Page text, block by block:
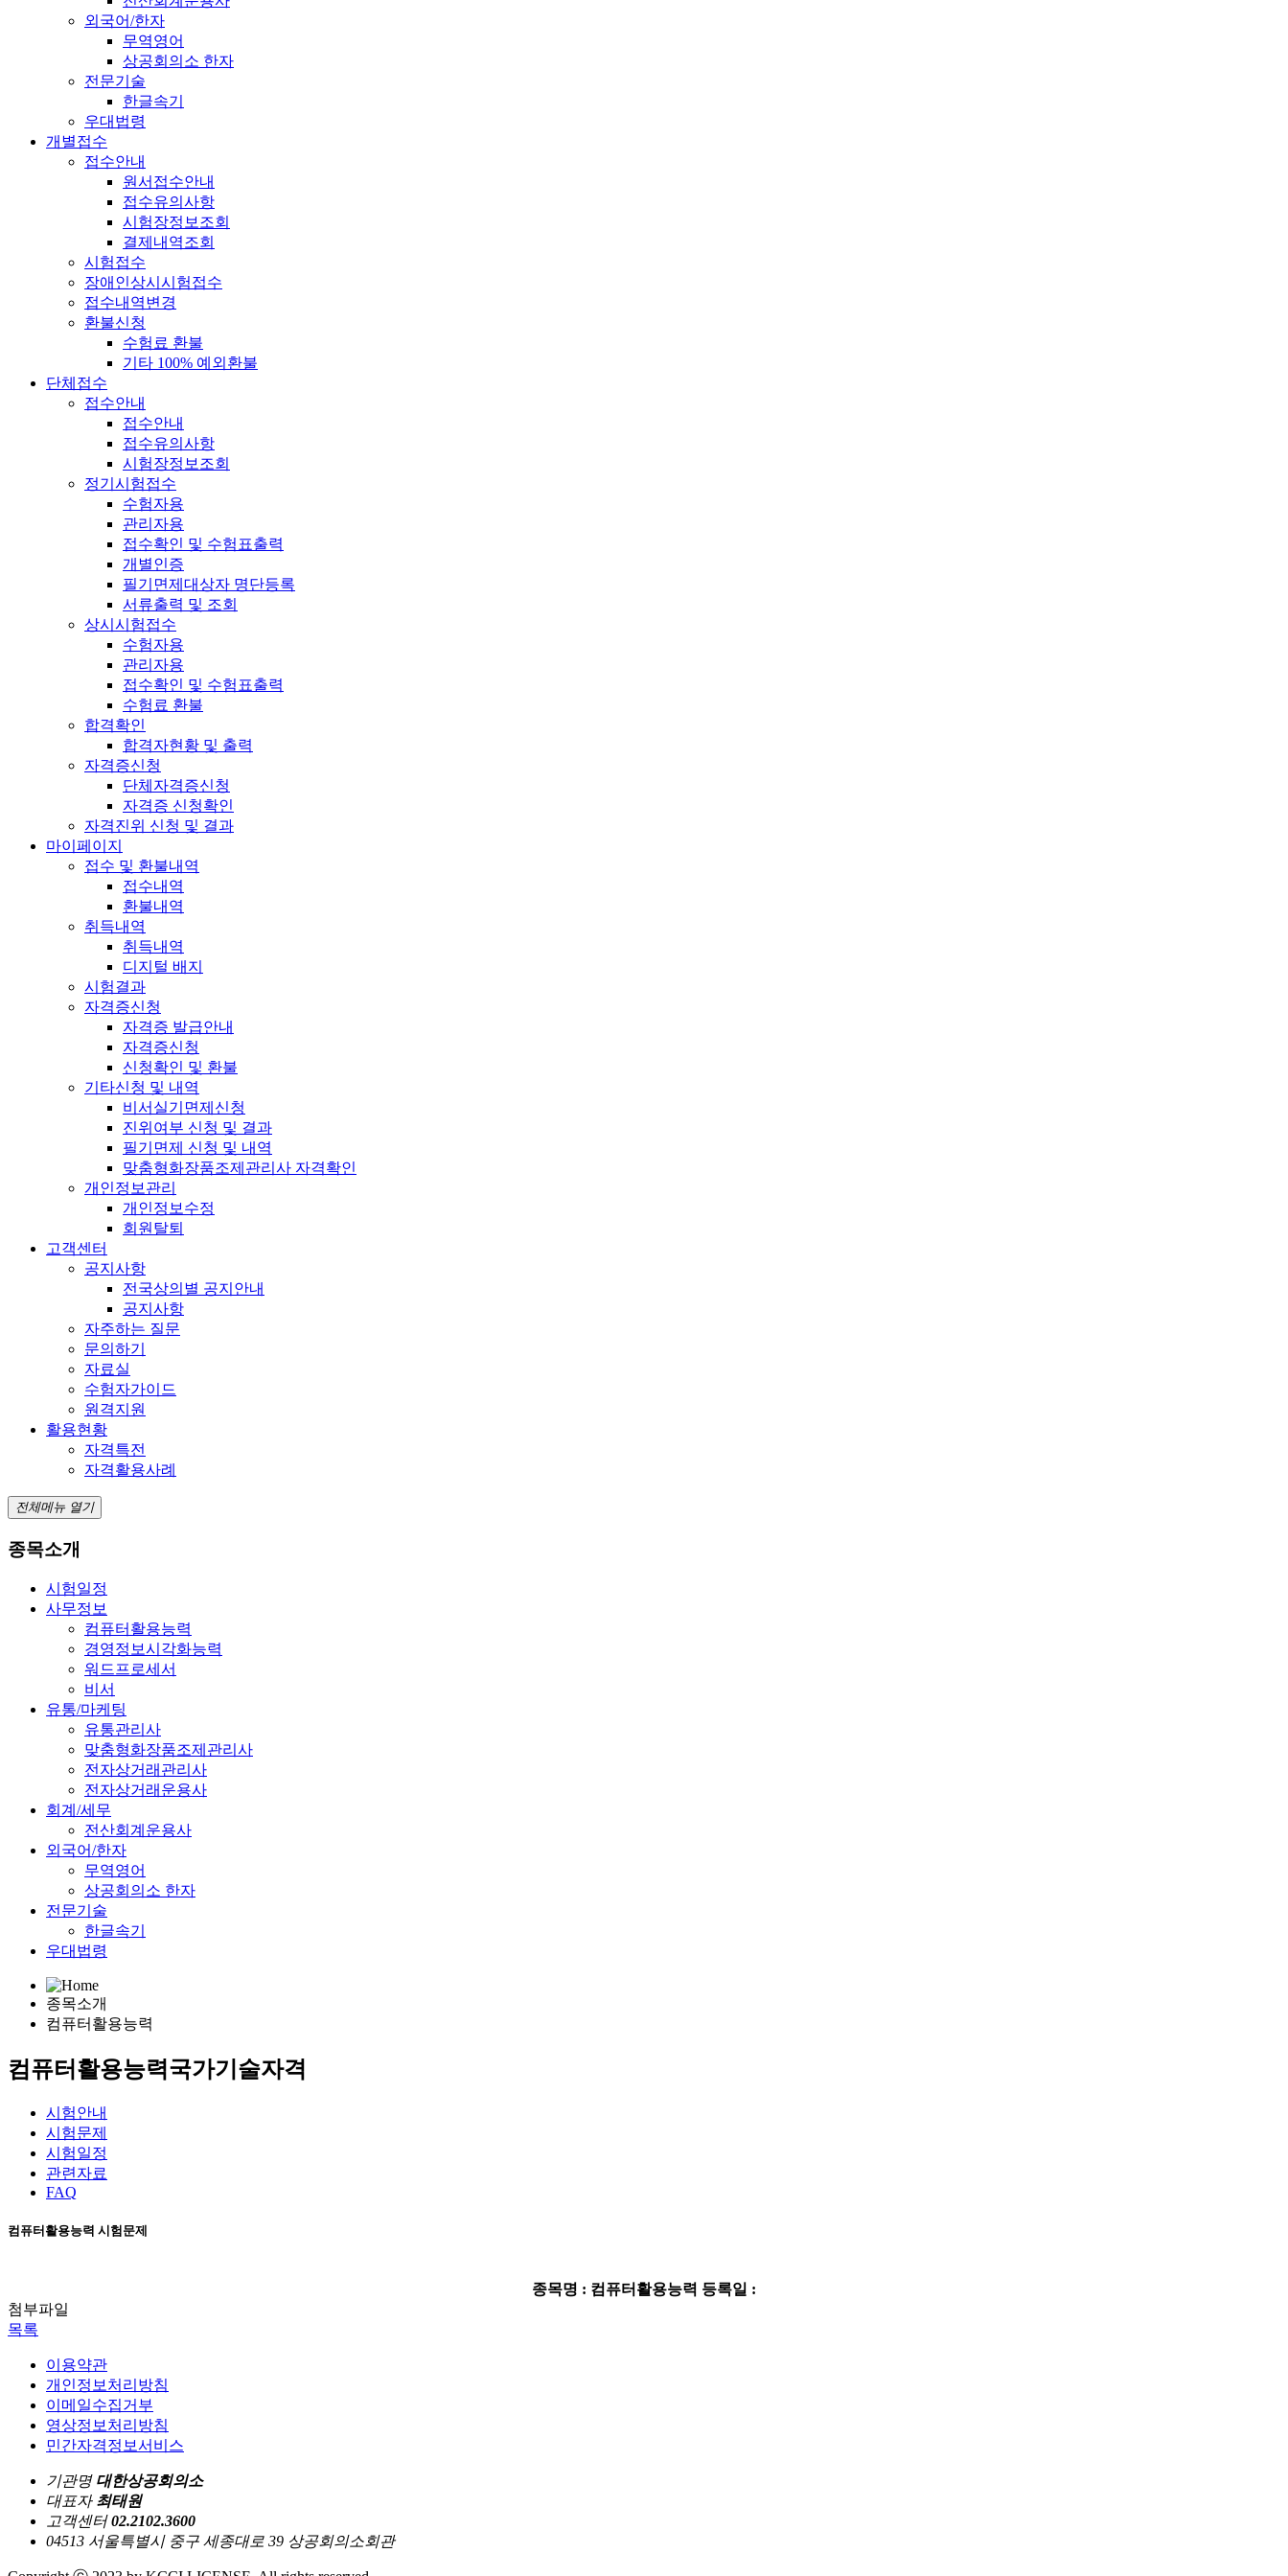
외국어/한자
무역영어
상공회의소 한자
전문기술
한글속기
우대법령
개별접수
접수안내
원서접수안내
접수유의사항
시험장정보조회
결제내역조회
시험접수
장애인상시시험접수
접수내역변경
환불신청
수험료 환불
기타 100% 예외환불
단체접수
접수안내
접수안내
접수유의사항
시험장정보조회
정기시험접수
수험자용
관리자용
접수확인 및 수험표출력
개별인증
필기면제대상자 명단등록
서류출력 및 조회
상시시험접수
수험자용
관리자용
접수확인 및 수험표출력
수험료 환불
합격확인
합격자현황 및 출력
자격증신청
단체자격증신청
자격증 신청확인
자격진위 신청 및 결과
마이페이지
접수 및 환불내역
접수내역
환불내역
취득내역
취득내역
디지털 배지
시험결과
자격증신청
자격증 발급안내
자격증신청
신청확인 및 환불
기타신청 및 내역
비서실기면제신청
진위여부 신청 및 결과
필기면제 신청 및 내역
맞춤형화장품조제관리사 자격확인
개인정보관리
개인정보수정
회원탈퇴
고객센터
공지사항
전국상의별 공지안내
공지사항
자주하는 질문
문의하기
자료실
수험자가이드
원격지원
활용현황
자격특전
자격활용사례
전체메뉴 열기
종목소개
시험일정
사무정보
컴퓨터활용능력
경영정보시각화능력
워드프로세서
비서
유통/마케팅
유통관리사
맞춤형화장품조제관리사
전자상거래관리사
전자상거래운용사
회계/세무
전산회계운용사
외국어/한자
무역영어
상공회의소 한자
전문기술
한글속기
우대법령
종목소개
컴퓨터활용능력
컴퓨터활용능력국가기술자격
시험안내
시험문제
시험일정
관련자료
FAQ
컴퓨터활용능력 시험문제
종목명 : 컴퓨터활용능력 등록일 :
첨부파일
목록
이용약관
개인정보처리방침
이메일수집거부
영상정보처리방침
민간자격정보서비스
기관명 대한상공회의소
대표자 최태원
고객센터 02.2102.3600
04513 서울특별시 중구 세종대로 39 상공회의소회관